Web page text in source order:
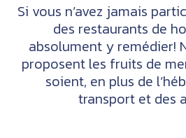
Si vous n’avez jamais
des restaurants de
absolument y remédier!
proposent les fruits de
soient, en plus de
transport et des